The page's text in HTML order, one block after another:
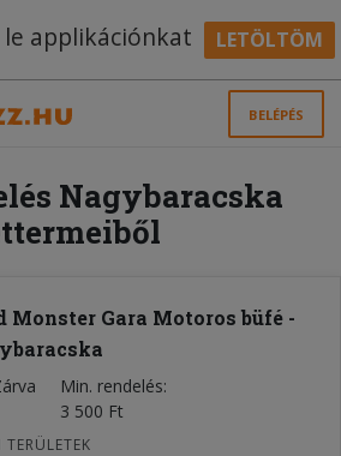
applikációnkat LETÖLTÖM
BELÉPÉS
Nagybaracska
Monster Gara Motoros büfé -
Min. rendelés
3 500 Ft